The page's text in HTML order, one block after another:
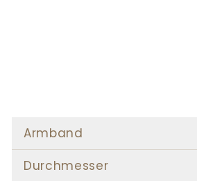
Armband
Durchmesser